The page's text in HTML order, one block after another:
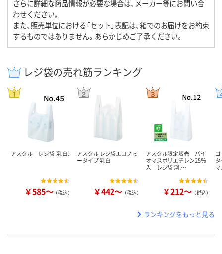
さらに詳細な商品情報が必要な場合は、メーカー等にお問い合
わせください。
また、販売単位における「セット」表記は、箱でのお届けをお約束
するものではありません。あらかじめご了承ください。
レジ袋の売れ筋ランキング
アスクル レジ袋（乳白）
￥585～ （税込）
アスクル レジ袋エコノミ
ータイプ 乳白
￥442～ （税込）
アスクル限定販売 バイ
オマスポリエチレン25％
入 レジ袋（乳…
￥212～ （税込）
ランキングをもっと見る